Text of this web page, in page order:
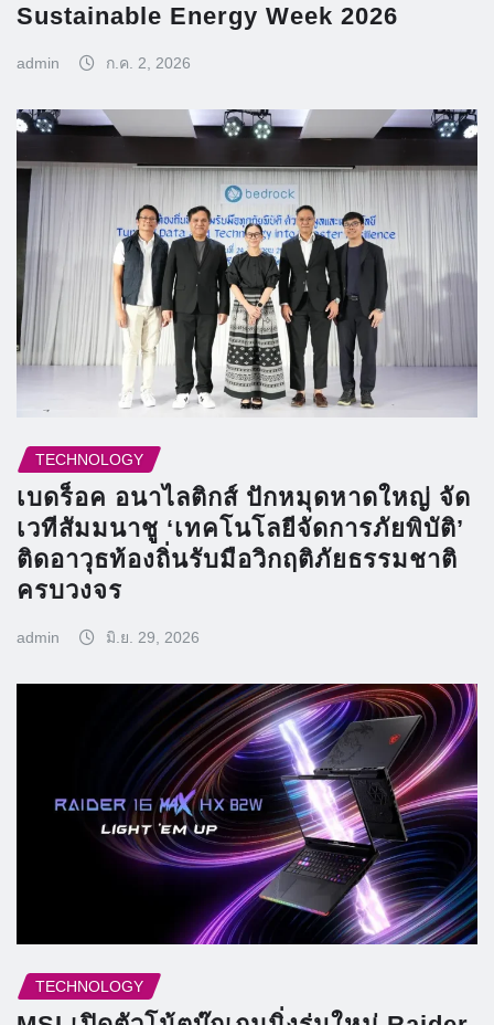
Sustainable Energy Week 2026
admin ก.ค. 2, 2026
TECHNOLOGY
เบดร็อค อนาไลติกส์ ปักหมุดหาดใหญ่ จัด
เวทีสัมมนาชู ‘เทคโนโลยีจัดการภัยพิบัติ’
ติดอาวุธท้องถิ่นรับมือวิกฤติภัยธรรมชาติ
ครบวงจร
admin มิ.ย. 29, 2026
TECHNOLOGY